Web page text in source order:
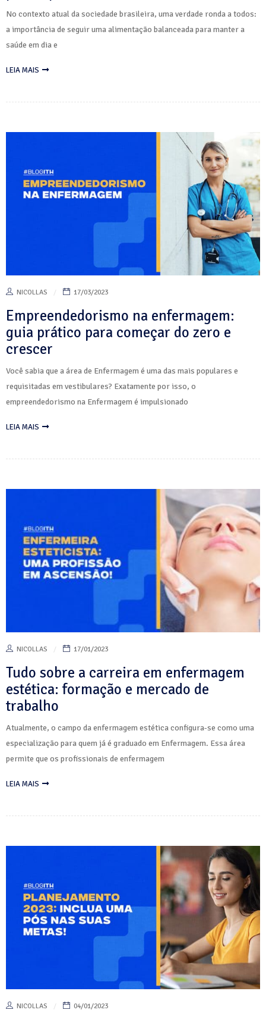
No contexto atual da sociedade brasileira, uma verdade ronda a todos:
a importância de seguir uma alimentação balanceada para manter a
saúde em dia e
LEIA MAIS
NICOLLAS 17/03/2023
Empreendedorismo na enfermagem:
guia prático para começar do zero e
crescer
Você sabia que a área de Enfermagem é uma das mais populares e
requisitadas em vestibulares? Exatamente por isso, o
empreendedorismo na Enfermagem é impulsionado
LEIA MAIS
NICOLLAS 17/01/2023
Tudo sobre a carreira em enfermagem
estética: formação e mercado de
trabalho
Atualmente, o campo da enfermagem estética configura-se como uma
especialização para quem já é graduado em Enfermagem. Essa área
permite que os profissionais de enfermagem
LEIA MAIS
NICOLLAS 04/01/2023